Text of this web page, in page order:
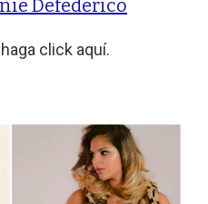
Defederico
click aquí.